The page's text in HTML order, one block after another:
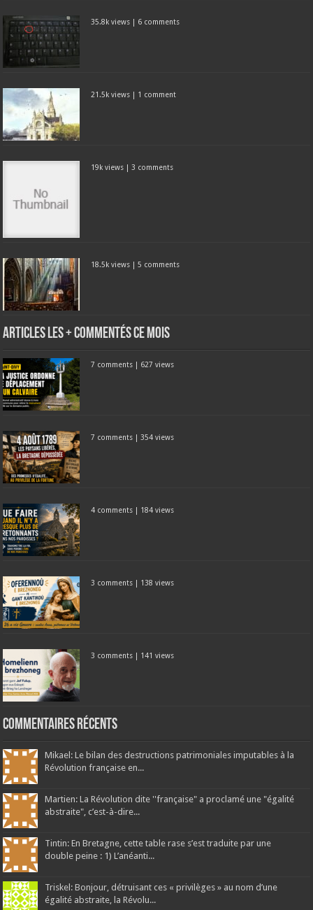
35.8k views | 6 comments
21.5k views | 1 comment
19k views | 3 comments
18.5k views |5 comments
Articles les + commentés ce mois
7 comments | 627 views
7 comments | 354 views
4 comments | 184 views
3 comments | 138 views
3 comments | 141 views
Commentaires récents
Mikael: Le bilan des destructions patrimoniales imputables à la
Révolution française en...
Martien: La Révolution dite ''française" a proclamé une "égalité
abstraite", c’est-à-dire...
Tintin: En Bretagne, cette table rase s’est traduite par une
double peine : 1) L’anéanti...
Triskel: Bonjour, détruisant ces « privilèges » au nom d’une
égalité abstraite, la Révolu...